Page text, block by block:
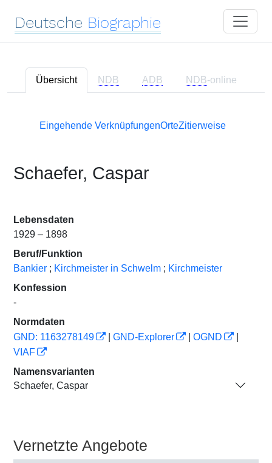
Deutsche Biographie
Übersicht NDB ADB NDB-online
Eingehende VerknüpfungenOrteZitierweise
Schaefer, Caspar
Lebensdaten
1929 – 1898
Beruf/Funktion
Bankier ; Kirchmeister in Schwelm ; Kirchmeister
Konfession
-
Normdaten
GND: 1163278149
GND-Explorer OGND
VIAF
Namensvarianten
Schaefer, Caspar
Vernetzte Angebote